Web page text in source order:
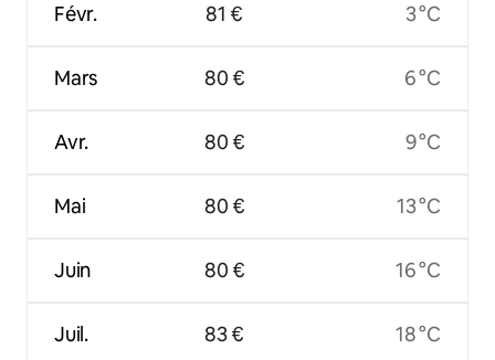
Févr.
Mars
Avr.
Mai
Juin
Juil.
81 €
80 €
80 €
80 €
80 €
83 €
3 °C
6 °C
9 °C
13 °C
16 °C
18 °C